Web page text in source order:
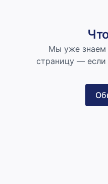
Мы уже знаем
страницу — если